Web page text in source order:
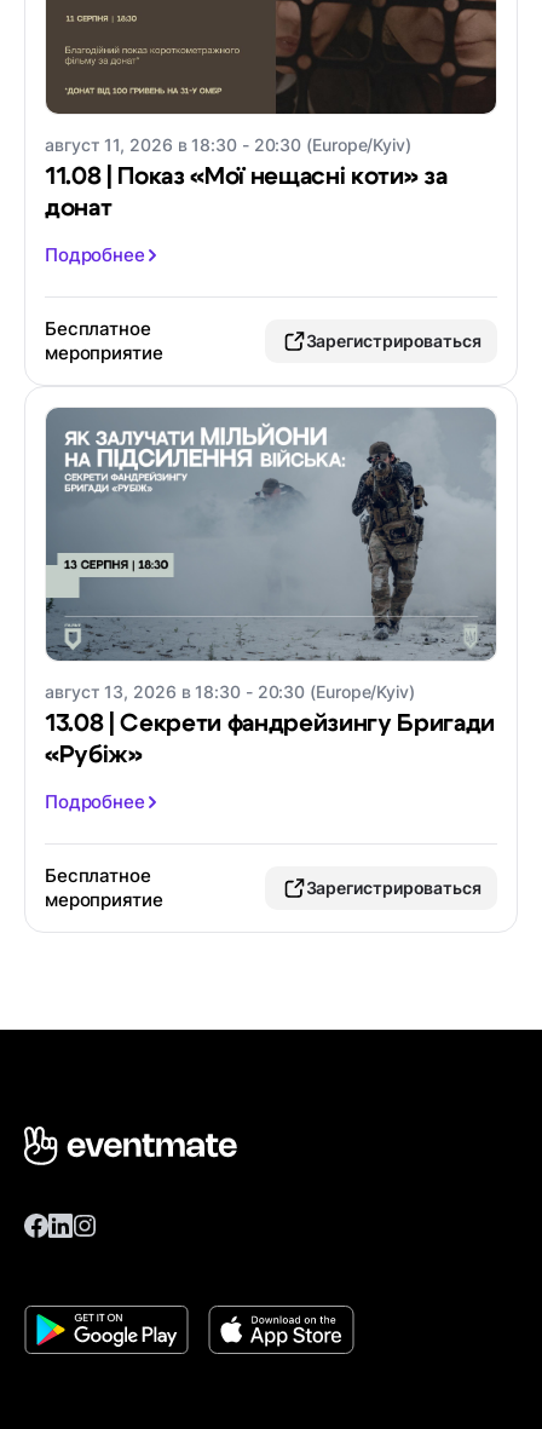
август 11, 2026 в 18:30 - 20:30 (Europe/Kyiv)
11.08 | Показ «Мої нещасні коти» за
донат
Подробнее
Бесплатное
мероприятие
Зарегистрироваться
август 13, 2026 в 18:30 - 20:30 (Europe/Kyiv)
13.08 | Секрети фандрейзингу Бригади
«Рубіж»
Подробнее
Бесплатное
мероприятие
Зарегистрироваться